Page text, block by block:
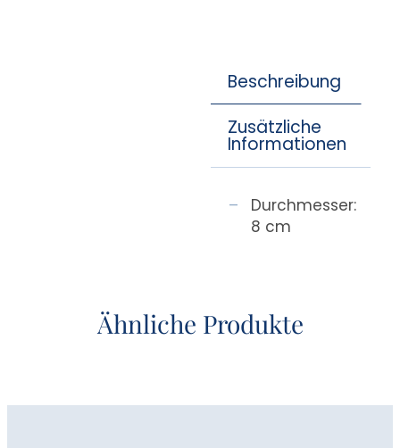
Beschreibung
Zusätzliche
Informationen
Durchmesser:
8 cm
Ähnliche Produkte